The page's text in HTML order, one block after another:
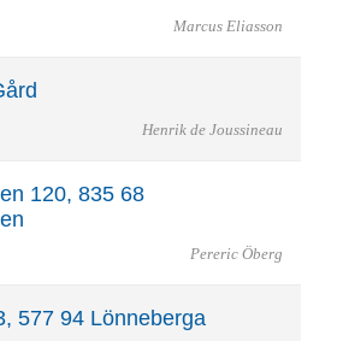
Marcus Eliasson
Henrik de Joussineau
120, 835 68
Pereric Öberg
577 94 Lönneberga